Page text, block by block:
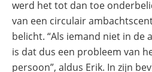
werd het tot dan toe
van een circulair
belicht. “Als iemand niet in de
is dat dus een probleem van
persoon”, aldus Erik. In zijn